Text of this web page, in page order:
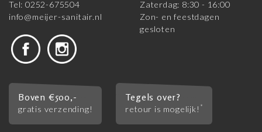
Tel: 0252-675504
info@meijer-sanitair.nl
Zaterdag: 8:30 - 16:00
Zon- en feestdagen
gesloten
Boven €500,-
gratis verzending!
Tegels over?
retour is mogelijk! *